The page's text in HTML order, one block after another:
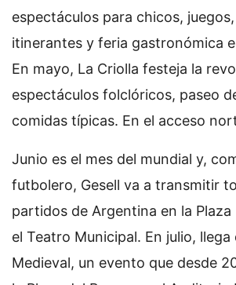
espectáculos para chicos,
itinerantes y feria gastronómica
En mayo, La Criolla festeja la
espectáculos folclóricos, paseo
comidas típicas. En el acceso
Junio es el mes del mundial y,
futbolero, Gesell va a transmitir
partidos de Argentina en la
el Teatro Municipal. En julio, llega
Medieval, un evento que desde